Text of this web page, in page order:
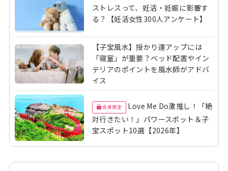
ストレスって、妊活・妊娠に影響す
る？【妊活女性300人アンケート】
【子宝風水】授かり運アップには
「寝室」が重要？ベッド配置やイン
テリアのポイントを風水師がアドバ
イス
会員限定
Love Me Do激推し！「絶
対行きたい！」パワースポット＆子
宝スポット10選【2026年】